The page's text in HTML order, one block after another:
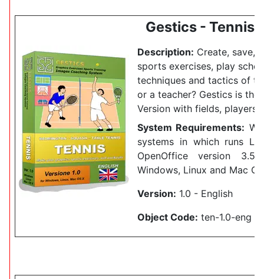
Gestics - Tennis
Description: Create, save,
sports exercises, play
techniques and tactics of
or a teacher? Gestics is
Version with fields, players,
System Requirements:
systems in which runs
OpenOffice version 3.5
Windows, Linux and Mac
Version: 1.0 - English
Object Code: ten-1.0-eng